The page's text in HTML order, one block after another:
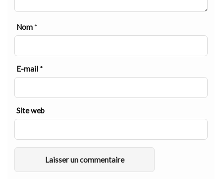
Nom *
E-mail *
Site web